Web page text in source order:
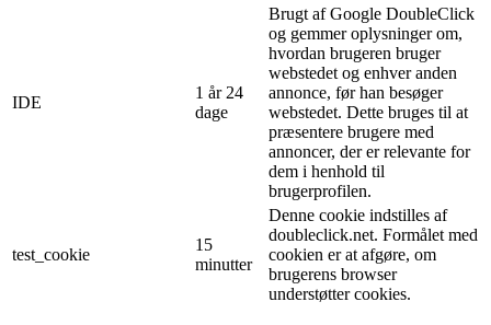
IDE
1 år 24
dage
Brugt af Google DoubleClick
og gemmer oplysninger om,
hvordan brugeren bruger
webstedet og enhver anden
annonce, før han besøger
webstedet. Dette bruges til at
præsentere brugere med
annoncer, der er relevante for
dem i henhold til
brugerprofilen.
test_cookie
15
minutter
Denne cookie indstilles af
doubleclick.net. Formålet med
cookien er at afgøre, om
brugerens browser
understøtter cookies.